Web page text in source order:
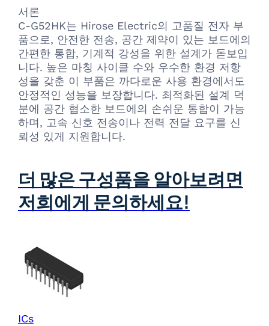
서론
C-G52HK는 Hirose Electric의 고품질 전자 부
품으로, 안전한 전송, 공간 제약이 있는 보드에의
간편한 통합, 기계적 강성을 위한 설계가 돋보입
니다. 높은 마칭 사이클 수와 우수한 환경 저항
성을 갖춘 이 부품은 까다로운 사용 환경에서도
안정적인 성능을 보장합니다. 최적화된 설계 덕
분에 공간 협소한 보드에의 손쉬운 통합이 가능
하며, 고속 신호 전송이나 전력 전달 요구를 신
뢰성 있게 지원합니다.
더 많은 구성품을 알아보려면
저희에게 문의하세요!
ICs